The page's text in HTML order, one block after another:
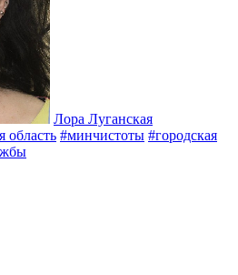
Лора Луганская
область #минчистоты #городская